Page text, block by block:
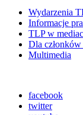
Wydarzenia
Informacje
TLP w
Dla
Multimedia
facebook
twitter